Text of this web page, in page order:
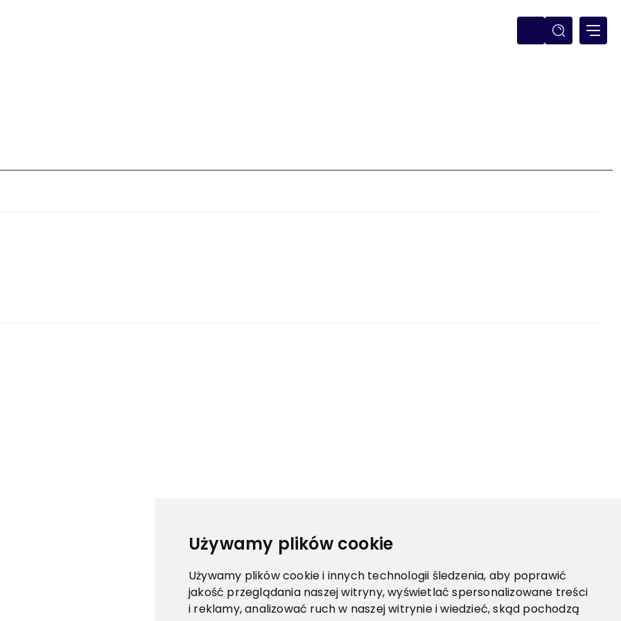
Używamy plików cookie
Używamy plików cookie i innych technologii śledzenia, aby poprawić
jakość przeglądania naszej witryny, wyświetlać spersonalizowane treści
i reklamy, analizować ruch w naszej witrynie i wiedzieć, skąd pochodzą